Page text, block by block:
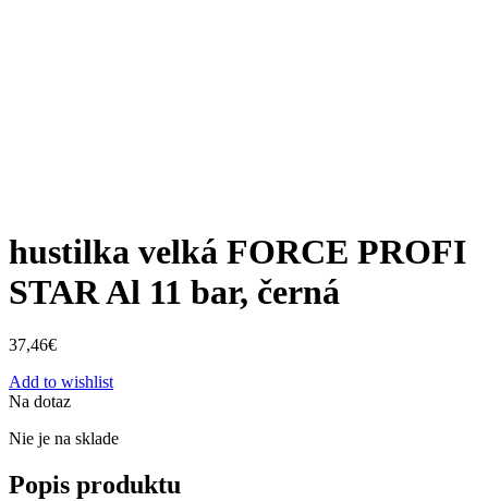
hustilka velká FORCE PROFI
STAR Al 11 bar, černá
37,46€
Add to wishlist
Na dotaz
Nie je na sklade
Popis produktu